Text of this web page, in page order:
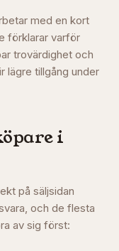
med en kort
förklarar varför
trovärdighet och
lägre tillgång under
i
på säljsidan
och de flesta
av sig först: